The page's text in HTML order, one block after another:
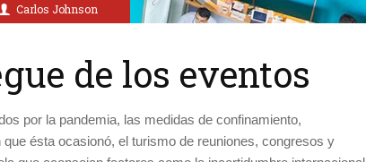
Carlos Johnson
de los eventos
por la pandemia, las medidas de confinamiento,
ésta ocasionó, el turismo de reuniones, congresos y